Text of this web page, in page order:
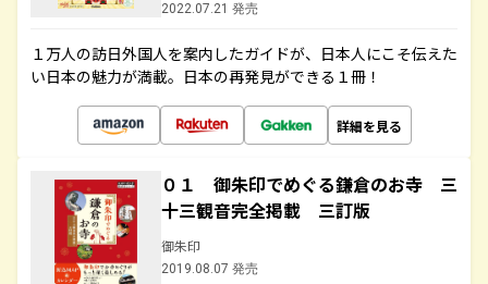
2022.07.21 発売
１万人の訪日外国人を案内したガイドが、日本人にこそ伝えた
い日本の魅力が満載。日本の再発見ができる１冊！
詳細を見る
０１ 御朱印でめぐる鎌倉のお寺 三
十三観音完全掲載 三訂版
御朱印
2019.08.07 発売